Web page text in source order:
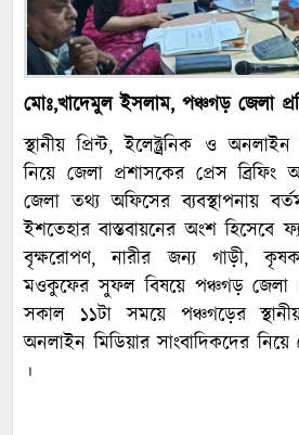
মোঃ,খাদেমুল ইসলাম, পঞ্চগড় জেলা
স্থানীয় প্রিন্ট, ইলেক্ট্রনিক ও অনলাইন
নিয়ে জেলা প্রশাসকের প্রেস ব্রিফিং
জেলা তথ্য অফিসের ব্যবস্থাপনায়
ইশতেহার বাস্তবায়নের অংশ হিসেবে
বৃক্ষরোপণ, নারীর জন্য গাড়ী,
মওকুফের সুফল বিষয়ে পঞ্চগড় জেলা
সকাল ১১টা সময়ে পঞ্চগড়ের
অনলাইন মিডিয়ার সাংবাদিকদের নিয়ে
।